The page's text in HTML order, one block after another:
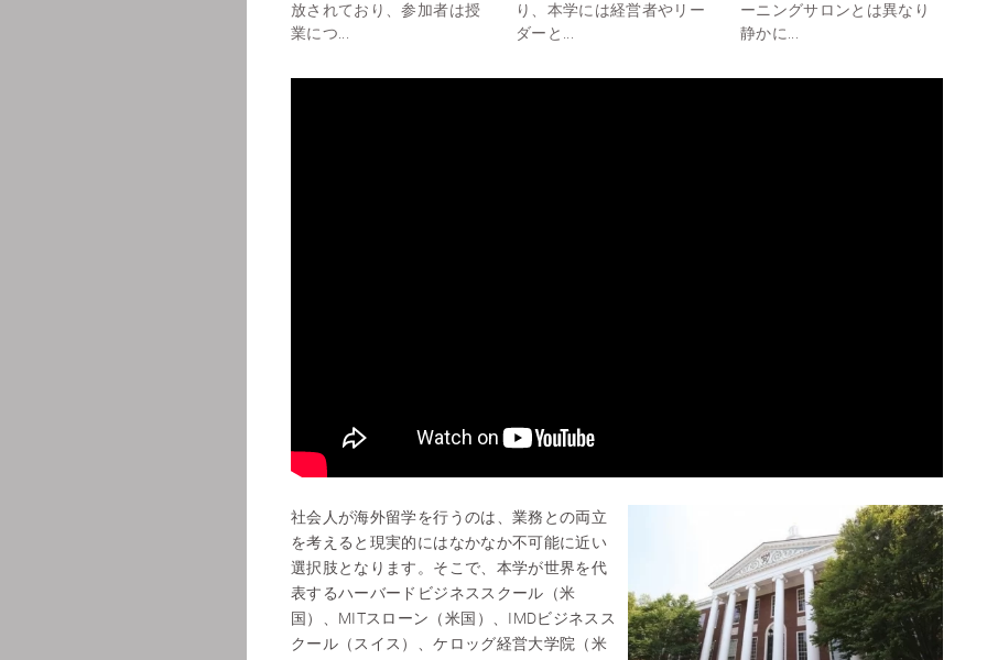
放されており、参加者は授
業につ...
り、本学には経営者やリー
ダーと...
ーニングサロンとは異なり
静かに...
社会人が海外留学を行うのは、業務との両立
を考えると現実的にはなかなか不可能に近い
選択肢となります。そこで、本学が世界を代
表するハーバードビジネススクール（米
国）、MITスローン（米国）、IMDビジネスス
クール（スイス）、ケロッグ経営大学院（米